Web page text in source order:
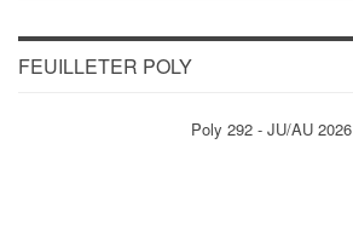
FEUILLETER POLY
Poly 292 - JU/AU 2026